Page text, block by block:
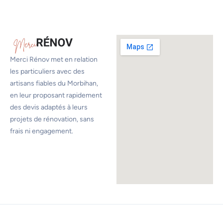
Merci Rénov met en relation
les particuliers avec des
artisans fiables du Morbihan,
en leur proposant rapidement
des devis adaptés à leurs
projets de rénovation, sans
frais ni engagement.